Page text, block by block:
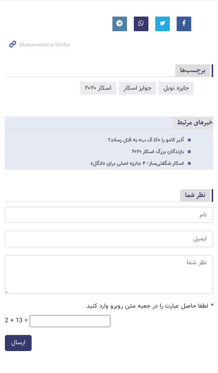
برچسب‌ها
جایزه نوبل جوایز اسکار اسکار ۲۰۲۰
خبرهای مرتبط
آلبر کامو را «کا.گ.ب» به قتل رساند؟
بازندگان بزرگ اسکار ۲۰۲۰
اسکار شگفتی‌ساز؛ ۴ جایزه اصلی برای «انگل»
نظر شما
* لطفا حاصل عبارت را در جعبه متن روبرو وارد کنید
2 + 13 =
ارسال